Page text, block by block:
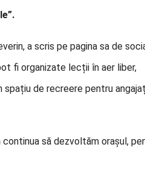
a scris pe pagina sa de
fi organizate lecții în aer liber,
spațiu de recreere pentru
să dezvoltăm orașul,